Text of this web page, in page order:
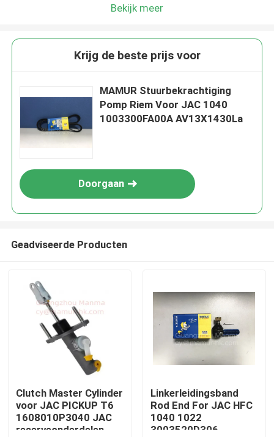
Bekijk meer
Krijg de beste prijs voor
MAMUR Stuurbekrachtiging
Pomp Riem Voor JAC 1040
1003300FA00A AV13X1430La
Doorgaan
Geadviseerde Producten
Clutch Master Cylinder
voor JAC PICKUP T6
1608010P3040 JAC
reserveonderdelen
Linkerleidingsband
Rod End For JAC HFC
1040 1022
3003520D306